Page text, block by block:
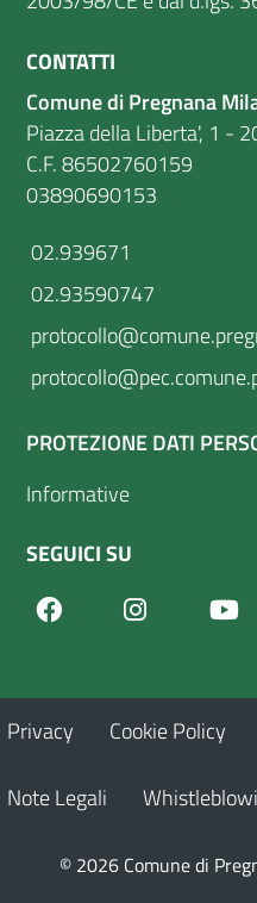
CONTATTI
Comune di Pregnana
Piazza della Liberta', 1 -
C.F.
03890690153
02.939671
02.93590747
PROTEZIONE DATI
Informative
SEGUICI SU
FacebookInstagram
Privacy Cookie Policy
Note Legali
© 2026 Comune di